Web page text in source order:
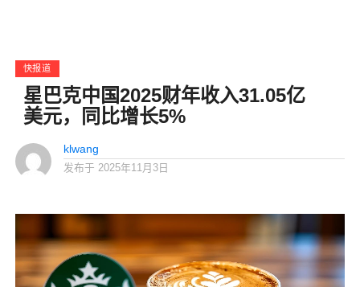
快报道
星巴克中国2025财年收入31.05亿
美元，同比增长5%
klwang
发布于 2025年11月3日